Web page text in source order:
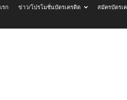
รก ข่าว/โปรโมชั่นบัตรเครดิต สมัครบัตรเ